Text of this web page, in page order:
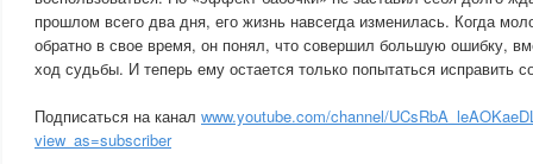
прошлом всего два дня, его жизнь навсегда изменилась. Когда
обратно в свое время, он понял, что совершил большую ошибку,
ход судьбы. И теперь ему остается только попытаться исправить
Подписаться на канал www.youtube.com/channel/
view_as=subscriber